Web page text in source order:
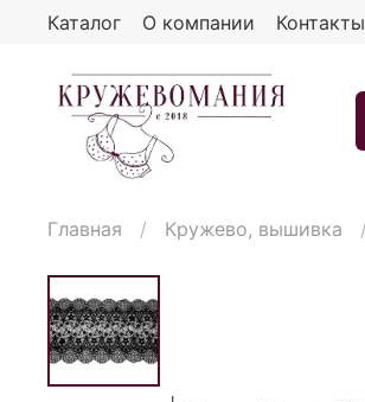
Каталог О компании Контакты
Главная Кружево, вышивка